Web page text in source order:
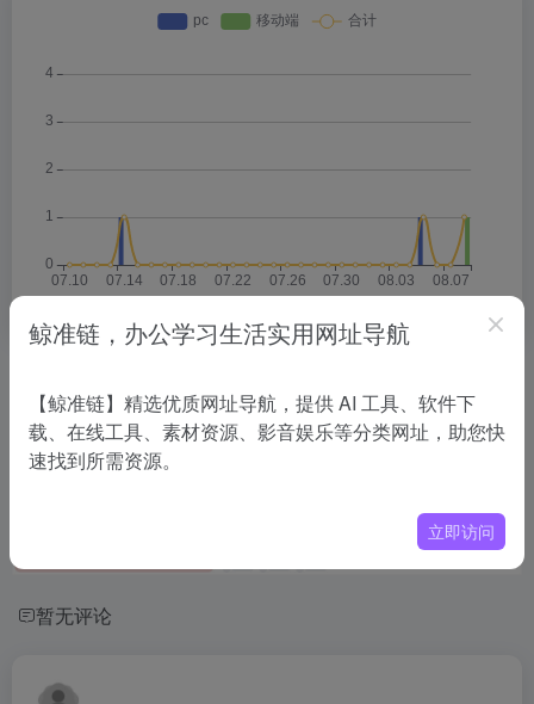
暂无评论
鲸准链，办公学习生活实用网址导航
【鲸准链】精选优质网址导航，提供 AI 工具、软件下
载、在线工具、素材资源、影音娱乐等分类网址，助您快
速找到所需资源。
立即访问